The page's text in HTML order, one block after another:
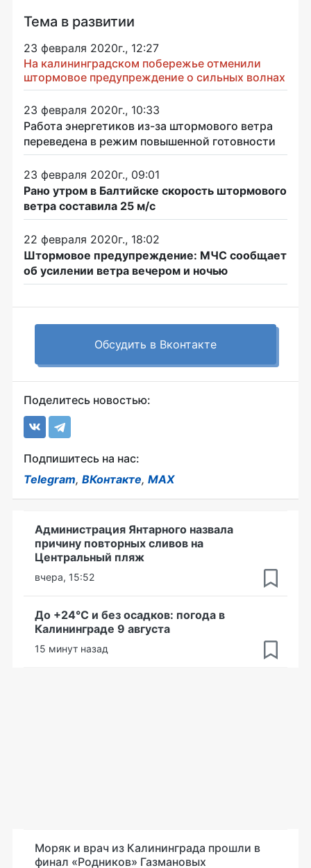
Тема в развитии
23 февраля 2020г., 12:27
На калининградском побережье отменили
штормовое предупреждение о сильных волнах
23 февраля 2020г., 10:33
Работа энергетиков из-за штормового ветра
переведена в режим повышенной готовности
23 февраля 2020г., 09:01
Рано утром в Балтийске скорость штормового
ветра составила 25 м/с
22 февраля 2020г., 18:02
Штормовое предупреждение: МЧС сообщает
об усилении ветра вечером и ночью
Обсудить в Вконтакте
Поделитесь новостью:
Подпишитесь на нас:
Telegram, ВКонтакте, MAX
Администрация Янтарного назвала
причину повторных сливов на
Центральный пляж
вчера, 15:52
До +24°С и без осадков: погода в
Калининграде 9 августа
15 минут назад
Моряк и врач из Калининграда прошли в
финал «Родников» Газмановых